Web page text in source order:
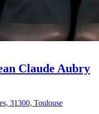
Claude Aubry
31300, Toulouse